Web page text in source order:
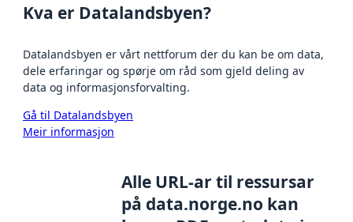
Kva er Datalandsbyen?
Datalandsbyen er vårt nettforum der du kan be om data,
dele erfaringar og spørje om råd som gjeld deling av
data og informasjonsforvalting.
Gå til Datalandsbyen
Meir informasjon
Alle URL-ar til ressursar
på data.norge.no kan